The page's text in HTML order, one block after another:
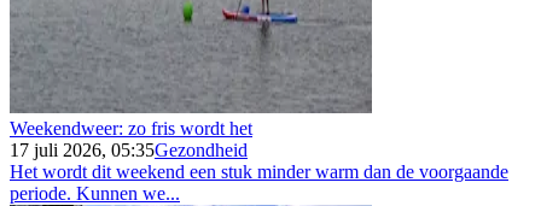
Weekendweer: zo fris wordt het
17 juli 2026, 05:35Gezondheid
Het wordt dit weekend een stuk minder warm dan de voorgaande
periode. Kunnen we...